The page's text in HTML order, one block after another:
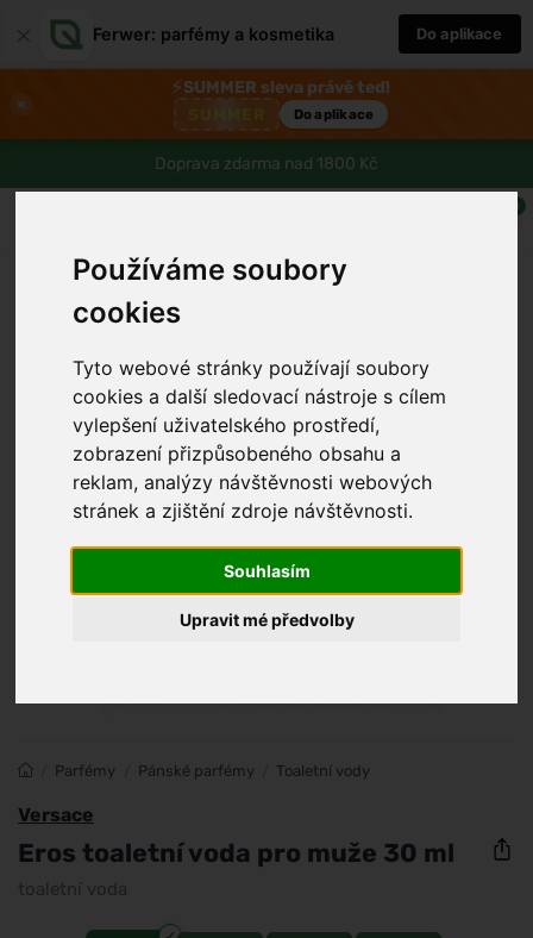
Používáme soubory
cookies
Tyto webové stránky používají soubory
cookies a další sledovací nástroje s cílem
vylepšení uživatelského prostředí,
zobrazení přizpůsobeného obsahu a
reklam, analýzy návštěvnosti webových
stránek a zjištění zdroje návštěvnosti.
Souhlasím
Upravit mé předvolby
Ferwer: parfémy a kosmetika Do aplikace
×
⚡SUMMER sleva právě teď!
Do aplikace
Doprava zdarma nad 1800 Kč
0
Parfémy Pánské parfémy Toaletní vody
Versace
Eros toaletní voda pro muže 30 ml
toaletní voda